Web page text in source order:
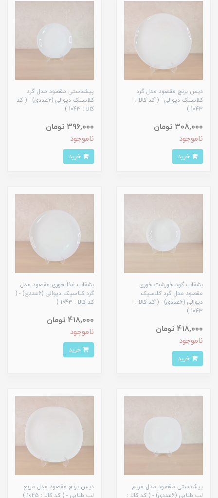
دیس برنج مقصود مدل گرد
کلاسیک دیوالی - ( کد کالا :
1043 )
308,000 تومان
ناموجود
پیشدستی مقصود مدل گرد
کلاسیک دیوالی (6عددی) - ( کد
کالا : 1043 )
396,000 تومان
ناموجود
بشقاب گود خورشت خوری
مقصود مدل گرد کلاسیک
دیوالی (6عددی) - ( کد کالا :
1043 )
418,000 تومان
ناموجود
بشقاب غذا خوری مقصود مدل
گرد کلاسیک دیوالی (6عددی) - (
کد کالا : 1043 )
418,000 تومان
ناموجود
پیشدستی مقصود مدل مربع
لب طلایی (6عددی) - ( کد کالا :
دیس برنج مقصود مدل مربع
لب طلایی - ( کد کالا : 1045 )